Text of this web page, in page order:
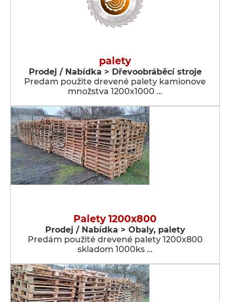
palety
Prodej / Nabídka > Dřevoobráběcí stroje
Predam použite drevené palety kamionove
množstva 1200x1000 …
Palety 1200x800
Prodej / Nabídka > Obaly, palety
Predám použité drevené palety 1200x800
skladom 1000ks …